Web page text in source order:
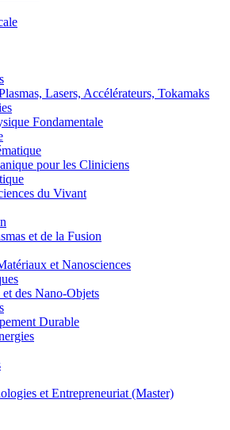
Lasers, Accélérateurs, Tokamaks
Fondamentale
pour les Cliniciens
du Vivant
et de la Fusion
et Nanosciences
des Nano-Objets
Durable
et Entrepreneuriat (Master)